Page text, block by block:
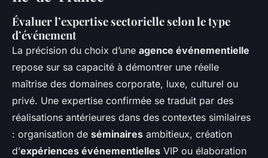
Évaluer l’expertise sectorielle selon le type
d’événement
La précision du choix d’une agence événementielle
repose sur sa capacité à démontrer une réelle
maîtrise des domaines corporate, luxe, culturel ou
privé. Une expertise confirmée se traduit par des
réalisations antérieures dans des contextes similaires
: organisation de séminaires ambitieux, création
d’expériences événementielles VIP ou élaboration